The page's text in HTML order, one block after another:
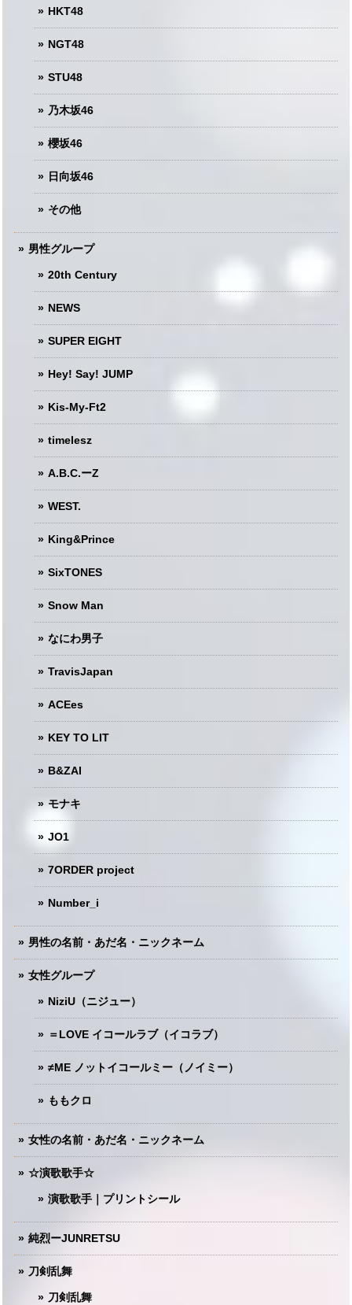
HKT48
NGT48
STU48
乃木坂46
櫻坂46
日向坂46
その他
男性グループ
20th Century
NEWS
SUPER EIGHT
Hey! Say! JUMP
Kis-My-Ft2
timelesz
A.B.C.ーZ
WEST.
King&Prince
SixTONES
Snow Man
なにわ男子
TravisJapan
ACEes
KEY TO LIT
B&ZAI
モナキ
JO1
7ORDER project
Number_i
男性の名前・あだ名・ニックネーム
女性グループ
NiziU（ニジュー）
＝LOVE イコールラブ（イコラブ）
≠ME ノットイコールミー（ノイミー）
ももクロ
女性の名前・あだ名・ニックネーム
☆演歌歌手☆
演歌歌手｜プリントシール
純烈ーJUNRETSU
刀剣乱舞
刀剣乱舞